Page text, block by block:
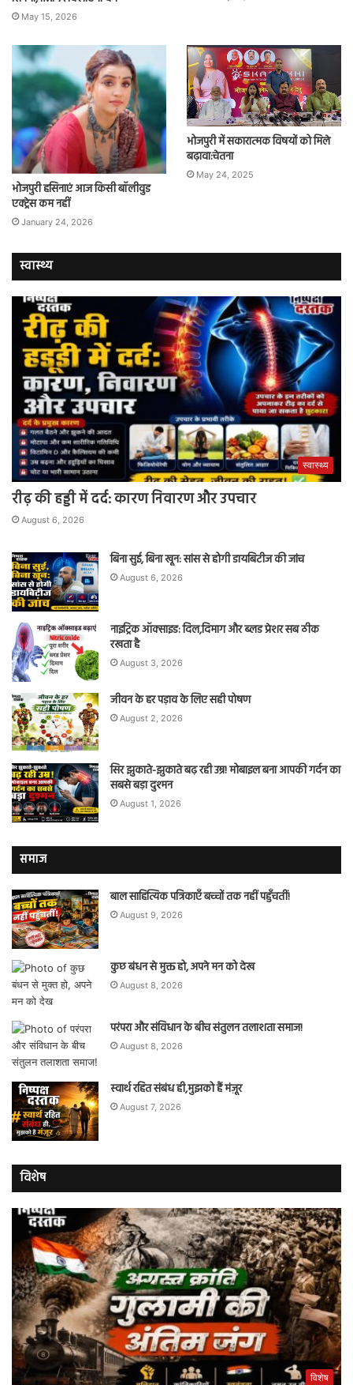
May 15, 2026
भोजपुरी हसिनाएं आज किसी बॉलीवुड
एक्ट्रेस कम नहीं
January 24, 2026
भोजपुरी में सकारात्मक विषयों को मिले
बढ़ावा:चेतना
May 24, 2025
स्वास्थ्य
स्वास्थ्य
रीढ़ की हड्डी में दर्द: कारण निवारण और उपचार
August 6, 2026
बिना सुई, बिना खून: सांस से होगी डायबिटीज की जांच
August 6, 2026
नाइट्रिक ऑक्साइड: दिल,दिमाग और ब्लड प्रेशर सब ठीक
रखता है
August 3, 2026
जीवन के हर पड़ाव के लिए सही पोषण
August 2, 2026
सिर झुकाते-झुकाते बढ़ रही उम्र! मोबाइल बना आपकी गर्दन का
सबसे बड़ा दुश्मन
August 1, 2026
समाज
बाल साहित्यिक पत्रिकाएँ बच्चों तक नहीं पहुँचतीं!
August 9, 2026
कुछ बंधन से मुक्त हो, अपने मन को देख
August 8, 2026
परंपरा और संविधान के बीच संतुलन तलाशता समाज!
August 8, 2026
स्वार्थ रहित संबंध ही,मुझको हैं मंज़ूर
August 7, 2026
विशेष
विशेष